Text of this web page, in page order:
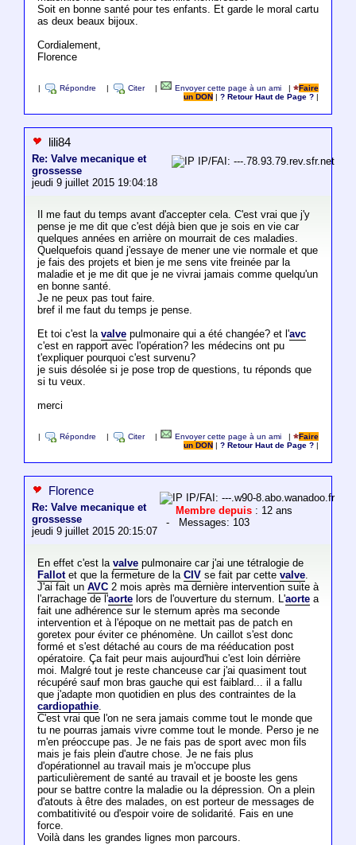
Soit en bonne santé pour tes enfants. Et garde le moral cartu
as deux beaux bijoux.
Cordialement,
Florence
Répondre Citer Envoyer cette page à un ami |
Faire
un DON
|? Retour Haut de Page ?
lili84
Re: Valve mecanique et
grossesse
jeudi 9 juillet 2015 19:04:18
IP/FAI: ---.78.93.79.rev.sfr.net
Il me faut du temps avant d'accepter cela. C'est vrai que j'y
pense je me dit que c'est déjà bien que je sois en vie car
quelques années en arrière on mourrait de ces maladies.
Quelquefois quand j'essaye de mener une vie normale et que
je fais des projets et bien je me sens vite freinée par la
maladie et je me dit que je ne vivrai jamais comme quelqu'un
en bonne santé.
Je ne peux pas tout faire.
bref il me faut du temps je pense.
Et toi c'est la valvepulmonaire qui a été changée? et l'avc
c'est en rapport avec l'opération? les médecins ont pu
t'expliquer pourquoi c'est survenu?
je suis désolée si je pose trop de questions, tu réponds que
si tu veux.
merci
Répondre Citer Envoyer cette page à un ami |
Faire
un DON
|? Retour Haut de Page ?
Florence
Re: Valve mecanique et
grossesse
jeudi 9 juillet 2015 20:15:07
IP/FAI: ---.w90-8.abo.wanadoo.fr
Membre depuis : 12 ans
- Messages: 103
En effet c'est la valvepulmonaire car j'ai une tétralogie de
Fallotet que la fermeture de la CIVse fait par cette valve.
J'ai fait un AVC2 mois après ma dernière intervention suite à
l'arrachage de l'aortelors de l'ouverture du sternum. L'aortea
fait une adhérence sur le sternum après ma seconde
intervention et à l'époque on ne mettait pas de patch en
goretex pour éviter ce phénomène. Un caillot s'est donc
formé et s'est détaché au cours de ma rééducation post
opératoire. Ça fait peur mais aujourd'hui c'est loin dérrière
moi. Malgré tout je reste chanceuse car j'ai quasiment tout
récupéré sauf mon bras gauche qui est faiblard... il a fallu
que j'adapte mon quotidien en plus des contraintes de la
cardiopathie.
C'est vrai que l'on ne sera jamais comme tout le monde que
tu ne pourras jamais vivre comme tout le monde. Perso je ne
m'en préoccupe pas. Je ne fais pas de sport avec mon fils
mais je fais plein d'autre chose. Je ne fais plus
d'opérationnel au travail mais je m'occupe plus
particulièrement de santé au travail et je booste les gens
pour se battre contre la maladie ou la dépression. On a plein
d'atouts à être des malades, on est porteur de messages de
combatitivité ou d'espoir voire de solidarité. Fais en une
force.
Voilà dans les grandes lignes mon parcours.